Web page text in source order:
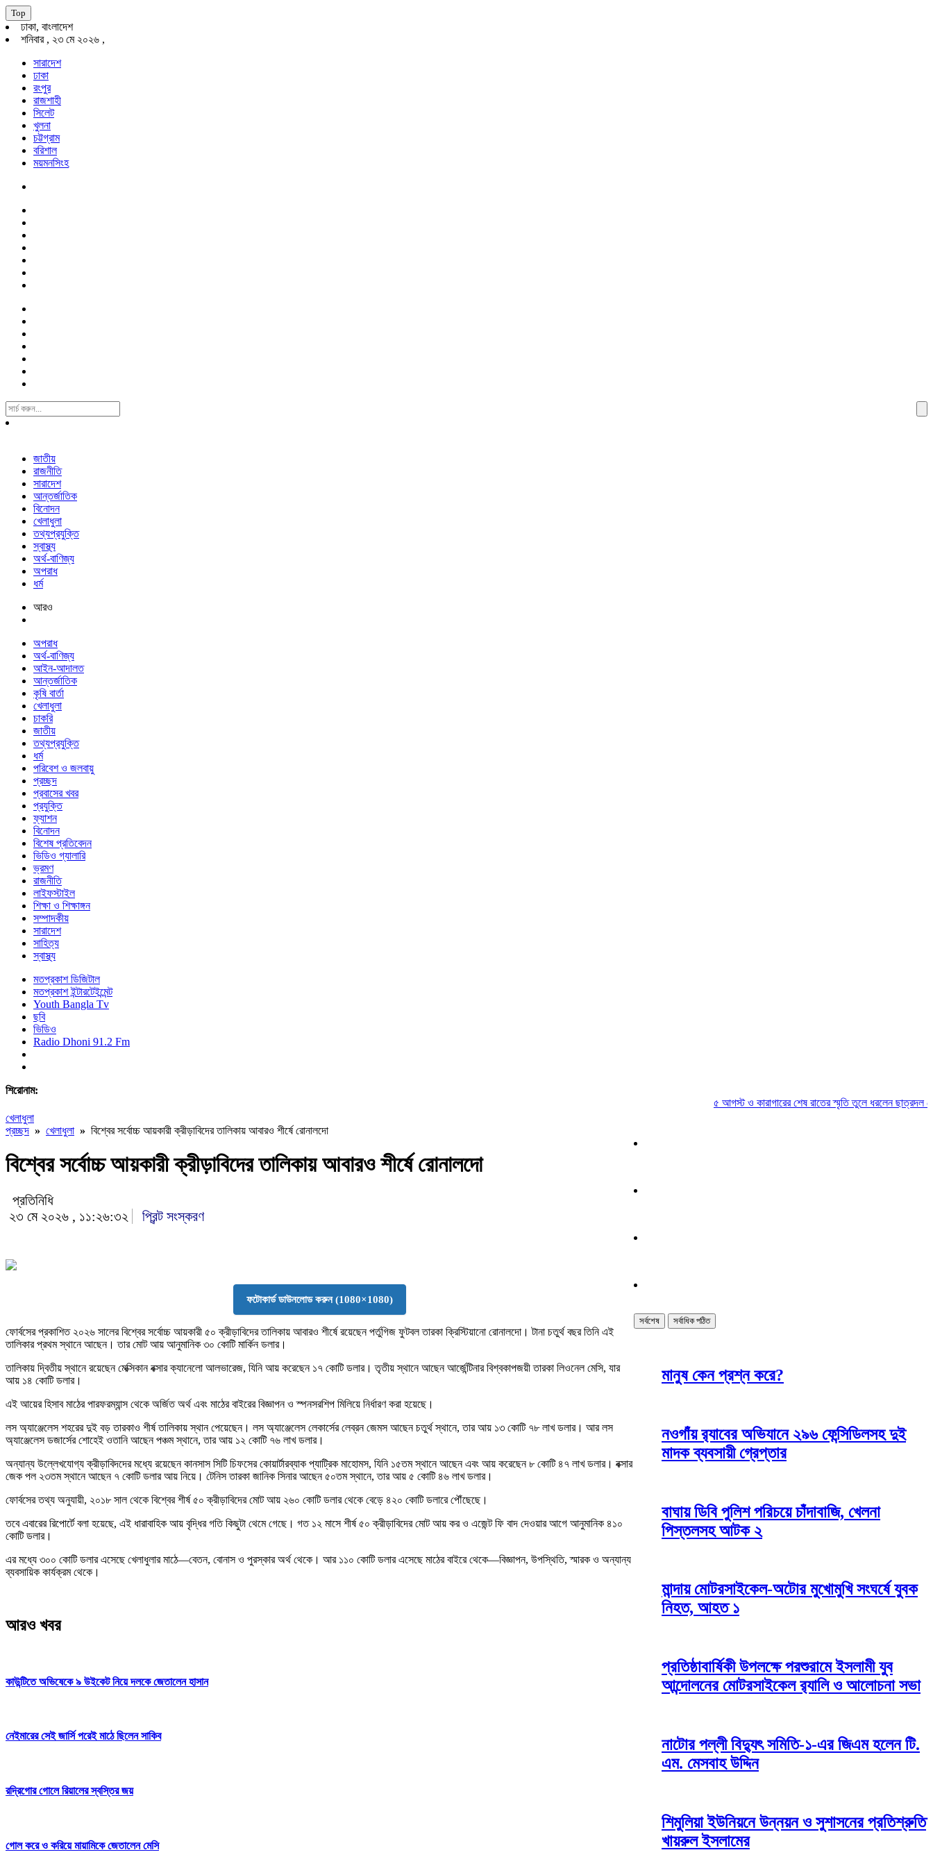
Top
ঢাকা, বাংলাদেশ
শনিবার , ২৩ মে ২০২৬ ,
সারাদেশ
ঢাকা
রংপুর
রাজশাহী
সিলেট
খুলনা
চট্টগ্রাম
বরিশাল
ময়মনসিংহ
Search
For:
জাতীয়
রাজনীতি
সারাদেশ
আন্তর্জাতিক
বিনোদন
খেলাধুলা
তথ্যপ্রযুক্তি
স্বাস্থ্য
অর্থ-বাণিজ্য
অপরাধ
ধর্ম
আরও
অপরাধ
অর্থ-বাণিজ্য
আইন-আদালত
আন্তর্জাতিক
কৃষি বার্তা
খেলাধুলা
চাকরি
জাতীয়
তথ্যপ্রযুক্তি
ধর্ম
পরিবেশ ও জলবায়ু
প্রচ্ছদ
প্রবাসের খবর
প্রযুক্তি
ফ্যাশন
বিনোদন
বিশেষ প্রতিবেদন
ভিডিও গ্যালারি
ভ্রমণ
রাজনীতি
লাইফস্টাইল
শিক্ষা ও শিক্ষাঙ্গন
সম্পাদকীয়
সারাদেশ
সাহিত্য
স্বাস্থ্য
মতপ্রকাশ ডিজিটাল
মতপ্রকাশ ইন্টারটেইন্মেন্ট
Youth Bangla Tv
ছবি
ভিডিও
Radio Dhoni 91.2 Fm
শিরোনাম:
৫ আগস্ট ও কারাগারের শেষ রাতের স্মৃতি তুলে ধরলেন ছাত্রদল নেতা
খেলাধুলা
প্রচ্ছদ » খেলাধুলা » বিশ্বের সর্বোচ্চ আয়কারী ক্রীড়াবিদের তালিকায় আবারও শীর্ষে রোনালদো
বিশ্বের সর্বোচ্চ আয়কারী ক্রীড়াবিদের তালিকায় আবারও শীর্ষে রোনালদো
প্রতিনিধি
২৩ মে ২০২৬ , ১১:২৬:৩২
প্রিন্ট সংস্করণ
ফটোকার্ড ডাউনলোড করুন (1080×1080)
ফোর্বসের প্রকাশিত ২০২৬ সালের বিশ্বের সর্বোচ্চ আয়কারী ৫০ ক্রীড়াবিদের তালিকায় আবারও শীর্ষে রয়েছেন পর্তুগিজ ফুটবল তারকা ক্রিস্টিয়ানো রোনালদো। টানা চতুর্থ বছর তিনি এই
তালিকার প্রথম স্থানে আছেন। তার মোট আয় আনুমানিক ৩০ কোটি মার্কিন ডলার।
তালিকায় দ্বিতীয় স্থানে রয়েছেন মেক্সিকান বক্সার ক্যানেলো আলভারেজ, যিনি আয় করেছেন ১৭ কোটি ডলার। তৃতীয় স্থানে আছেন আর্জেন্টিনার বিশ্বকাপজয়ী তারকা লিওনেল মেসি, যার
আয় ১৪ কোটি ডলার।
এই আয়ের হিসাব মাঠের পারফরম্যান্স থেকে অর্জিত অর্থ এবং মাঠের বাইরের বিজ্ঞাপন ও স্পনসরশিপ মিলিয়ে নির্ধারণ করা হয়েছে।
লস অ্যাঞ্জেলেস শহরের দুই বড় তারকাও শীর্ষ তালিকায় স্থান পেয়েছেন। লস অ্যাঞ্জেলেস লেকার্সের লেব্রন জেমস আছেন চতুর্থ স্থানে, তার আয় ১৩ কোটি ৭৮ লাখ ডলার। আর লস
অ্যাঞ্জেলেস ডজার্সের শোহেই ওতানি আছেন পঞ্চম স্থানে, তার আয় ১২ কোটি ৭৬ লাখ ডলার।
অন্যান্য উল্লেখযোগ্য ক্রীড়াবিদদের মধ্যে রয়েছেন কানসাস সিটি চিফসের কোয়ার্টারব্যাক প্যাট্রিক মাহোমস, যিনি ১৫তম স্থানে আছেন এবং আয় করেছেন ৮ কোটি ৪৭ লাখ ডলার। বক্সার
জেক পল ২৩তম স্থানে আছেন ৭ কোটি ডলার আয় নিয়ে। টেনিস তারকা জানিক সিনার আছেন ৫০তম স্থানে, তার আয় ৫ কোটি ৪৬ লাখ ডলার।
ফোর্বসের তথ্য অনুযায়ী, ২০১৮ সাল থেকে বিশ্বের শীর্ষ ৫০ ক্রীড়াবিদের মোট আয় ২৬০ কোটি ডলার থেকে বেড়ে ৪২০ কোটি ডলারে পৌঁছেছে।
তবে এবারের রিপোর্টে বলা হয়েছে, এই ধারাবাহিক আয় বৃদ্ধির গতি কিছুটা থেমে গেছে। গত ১২ মাসে শীর্ষ ৫০ ক্রীড়াবিদের মোট আয় কর ও এজেন্ট ফি বাদ দেওয়ার আগে আনুমানিক ৪১০
কোটি ডলার।
এর মধ্যে ৩০০ কোটি ডলার এসেছে খেলাধুলার মাঠে—বেতন, বোনাস ও পুরস্কার অর্থ থেকে। আর ১১০ কোটি ডলার এসেছে মাঠের বাইরে থেকে—বিজ্ঞাপন, উপস্থিতি, স্মারক ও অন্যান্য
ব্যবসায়িক কার্যক্রম থেকে।
আরও খবর
কাউন্টিতে অভিষেকে ৯ উইকেট নিয়ে দলকে জেতালেন হাসান
নেইমারের সেই জার্সি পরেই মাঠে ছিলেন সাকিব
রদ্রিগোর গোলে রিয়ালের স্বস্তির জয়
গোল করে ও করিয়ে মায়ামিকে জেতালেন মেসি
সর্বশেষ সর্বাধিক পঠিত
মানুষ কেন প্রশ্ন করে?
নওগাঁয় র‌্যাবের অভিযানে ২৯৬ ফেন্সিডিলসহ দুই
মাদক ব্যবসায়ী গ্রেপ্তার
বাঘায় ডিবি পুলিশ পরিচয়ে চাঁদাবাজি, খেলনা
পিস্তলসহ আটক ২
মান্দায় মোটরসাইকেল-অটোর মুখোমুখি সংঘর্ষে যুবক
নিহত, আহত ১
প্রতিষ্ঠাবার্ষিকী উপলক্ষে পরশুরামে ইসলামী যুব
আন্দোলনের মোটরসাইকেল র‌্যালি ও আলোচনা সভা
নাটোর পল্লী বিদ্যুৎ সমিতি-১-এর জিএম হলেন টি.
এম. মেসবাহ উদ্দিন
শিমুলিয়া ইউনিয়নে উন্নয়ন ও সুশাসনের প্রতিশ্রুতি
খায়রুল ইসলামের